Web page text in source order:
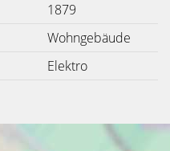
1879
Wohngebäude
Elektro